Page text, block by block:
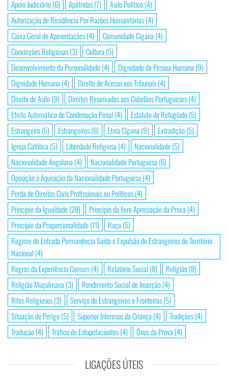
Apoio Judiciário(6) Apátridas(7) Asilo Político(4)
Autorização de Residência Por Razões Humanitárias(4)
Caixa Geral de Aposentações(4) Comunidade Cigana (4)
Convicções Religiosas(3) Cultura (5)
Desenvolvimento da Personalidade(4) Dignidade da Pessoa Humana (9)
Dignidade Humana (4) Direito de Acesso aos Tribunais(4)
Direito de Asilo(9) Direitos Reservados aos Cidadãos Portugueses(4)
Efeito Automático de Condenação Penal (4) Estatuto de Refugiado(5)
Estrangeiro(5) Estrangeiros(6) Etnia Cigana (9) Extradição(5)
Igreja Católica (5) Liberdade Religiosa (4) Nacionalidade(5)
Nacionalidade Angolana (4) Nacionalidade Portuguesa (6)
Oposição à Aquisição da Nacionalidade Portuguesa (4)
Perda de Direitos Civis Profissionais ou Políticos(4)
Princípio da Igualdade(28) Princípio da livre Apreciação da Prova (4)
Princípio da Proporcionalidade(11) Raça (5)
Regime de Entrada Permanência Saída e Expulsão de Estrangeiros do Território
Nacional (4)
Regras da Experiência Comum (4) Relatório Social (8) Religião(8)
Religião Muçulmana (3) Rendimento Social de Inserção(4)
Ritos Religiosos(3) Serviço de Estrangeiros e Fronteiras(5)
Situação de Perigo(5) Superior Interesse da Criança (4) Tradições(4)
Tradução(4) Tráfico de Estupefacientes(4) Ónus da Prova (4)
LIGAÇÕES ÚTEIS